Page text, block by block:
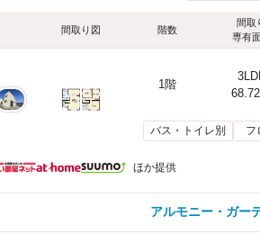
間取り図 階数
間取
専有
1階
バス・トイレ別 フ
ほか提供
アルモニー・ガー